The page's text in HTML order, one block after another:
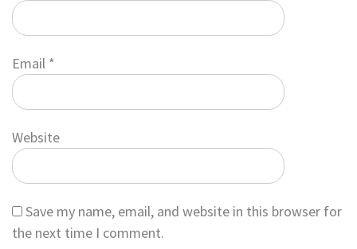
Email *
Website
Save my name, email, and website in this browser for
the next time I comment.